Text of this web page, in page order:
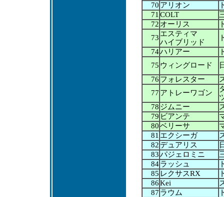
70 アリオン
71 COLT
72 オーリス
73 エスティマ
ハイブリッド
74ハリアー
75 ウィングロード
76 フォレスター
77 アトレーワゴン
78 ジムニー
79 ビアンテ
80ベリーサ
81 エクシーガ
82 デュアリス
83パジェロミニ
84 ラッシュ
85 レクサスRX
86Kei
87 ラウム